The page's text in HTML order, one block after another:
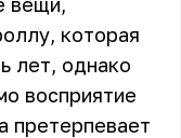
которая
лет, однако
восприятие
претерпевает